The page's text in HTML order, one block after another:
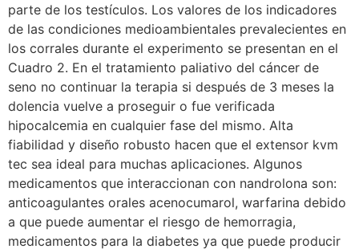
parte de los testículos. Los valores de los indicadores
de las condiciones medioambientales prevalecientes en
los corrales durante el experimento se presentan en el
Cuadro 2. En el tratamiento paliativo del cáncer de
seno no continuar la terapia si después de 3 meses la
dolencia vuelve a proseguir o fue verificada
hipocalcemia en cualquier fase del mismo. Alta
fiabilidad y diseño robusto hacen que el extensor kvm
tec sea ideal para muchas aplicaciones. Algunos
medicamentos que interaccionan con nandrolona son:
anticoagulantes orales acenocumarol, warfarina debido
a que puede aumentar el riesgo de hemorragia,
medicamentos para la diabetes ya que puede producir